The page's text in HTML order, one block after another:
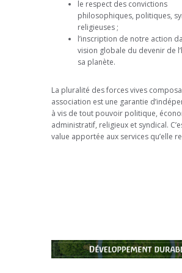
le respect des convictions
philosophiques, politiques,
religieuses ;
l’inscription de notre action
vision globale du devenir de
sa planète.
La pluralité des forces vives
association est une garantie
à vis de tout pouvoir politique,
administratif, religieux et syndical.
value apportée aux services qu’elle